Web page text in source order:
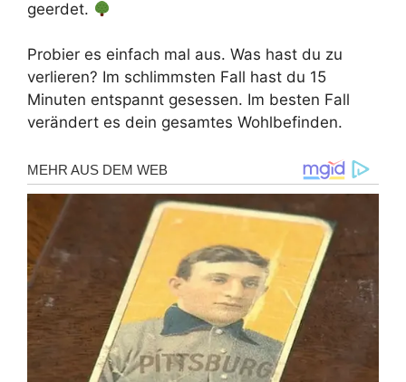
geerdet.
Probier es einfach mal aus. Was hast du zu
verlieren? Im schlimmsten Fall hast du 15
Minuten entspannt gesessen. Im besten Fall
verändert es dein gesamtes Wohlbefinden.